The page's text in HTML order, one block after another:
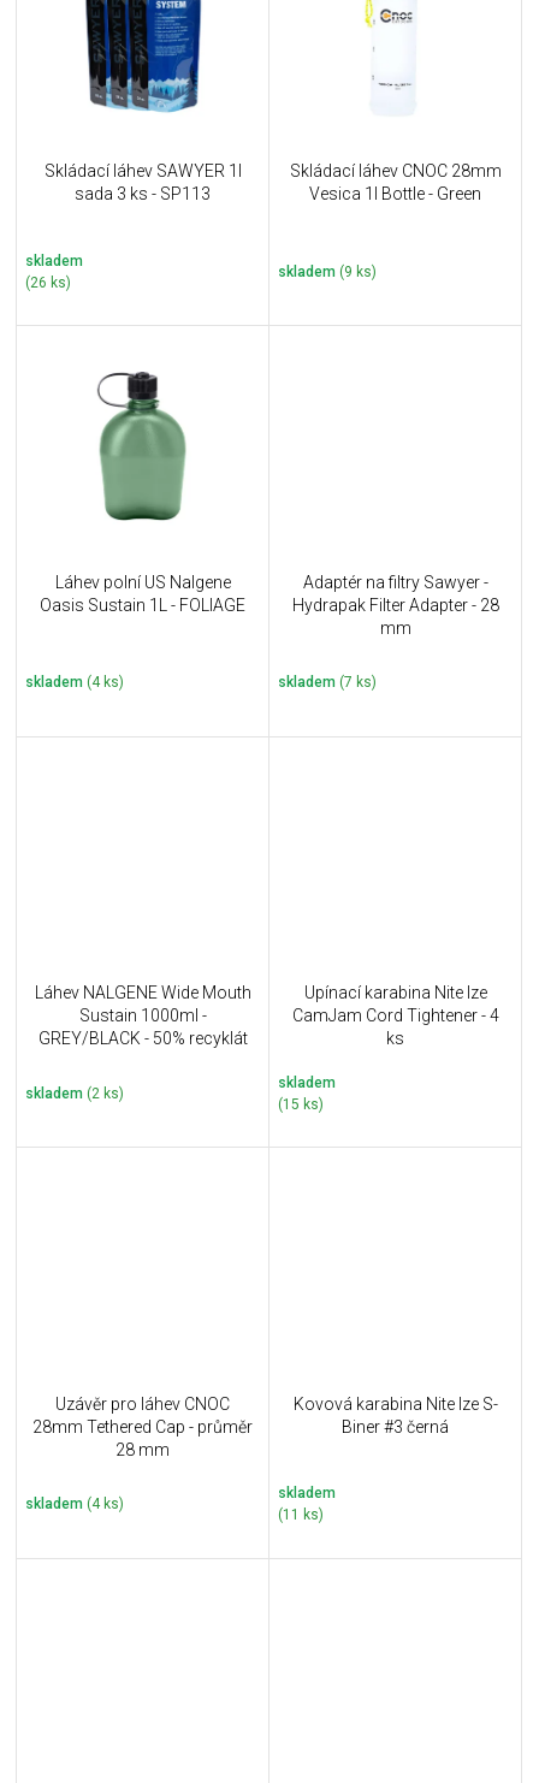
Skládací láhev SAWYER 1l
sada 3 ks - SP113
skladem
(26 ks)
Skládací láhev CNOC 28mm
Vesica 1l Bottle - Green
skladem (9 ks)
Láhev polní US Nalgene
Oasis Sustain 1L - FOLIAGE
skladem (4 ks)
Adaptér na filtry Sawyer -
Hydrapak Filter Adapter - 28
mm
skladem (7 ks)
Láhev NALGENE Wide Mouth
Sustain 1000ml -
GREY/BLACK - 50% recyklát
skladem (2 ks)
Upínací karabina Nite Ize
CamJam Cord Tightener - 4
ks
skladem
(15 ks)
Uzávěr pro láhev CNOC
28mm Tethered Cap - průměr
28 mm
skladem (4 ks)
Kovová karabina Nite Ize S-
Biner #3 černá
skladem
(11 ks)